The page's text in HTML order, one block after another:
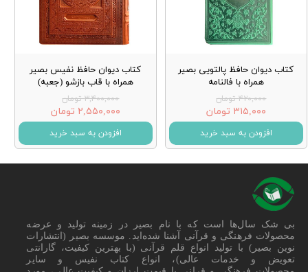
کتاب دیوان حافظ پالتویی بصیر
همراه با فالنامه
۴۲۰,۰۰۰ تومان
۳۱۵,۰۰۰ تومان
افزودن به سبد خرید
کتاب دیوان حافظ نفیس بصیر
همراه با قاب بازشو (جعبه)
۳,۴۰۰,۰۰۰ تومان
۲,۵۵۰,۰۰۰ تومان
افزودن به سبد خرید
بی شک سال‌ها است که با نام بصیر در زمینه تولید و عرضه
محصولات فرهنگی و قرآنی آشنا شده‌اید. موسسه بصیر (انتشارات
نوین بصیر) با تولید انواع قلم قرآنی (با بهترین کیفیت، گارانتی
تعویض و خدمات عالی)، انواع کتاب نفیس و سایر